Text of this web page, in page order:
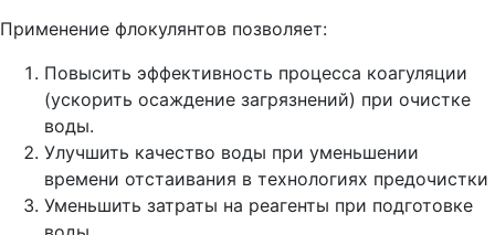
Применение флокулянтов позволяет:
Повысить эффективность процесса коагуляции
(ускорить осаждение загрязнений) при очистке
воды.
Улучшить качество воды при уменьшении
времени отстаивания в технологиях предочистки
Уменьшить затраты на реагенты при подготовке